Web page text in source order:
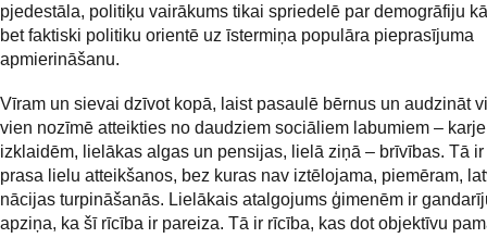
pjedestāla, politiķu vairākums tikai spriedelē par demogrāfiju
bet faktiski politiku orientē uz īstermiņa populāra pieprasījuma
apmierināšanu.
Vīram un sievai dzīvot kopā, laist pasaulē bērnus un audzināt
vien nozīmē atteikties no daudziem sociāliem labumiem –
izklaidēm, lielākas algas un pensijas, lielā ziņā – brīvības. Tā
prasa lielu atteikšanos, bez kuras nav iztēlojama, piemēram,
nācijas turpināšanās. Lielākais atalgojums ģimenēm ir
apziņa, ka šī rīcība ir pareiza. Tā ir rīcība, kas dot objektīvu